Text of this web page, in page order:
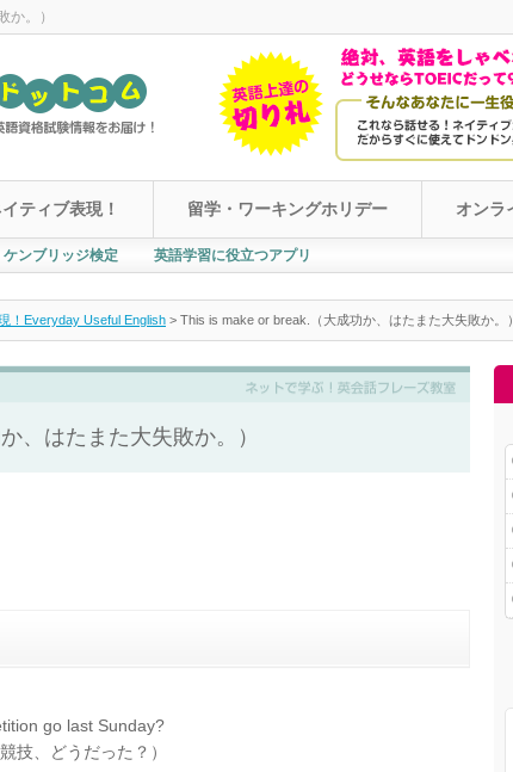
か。）
ティブ表現！ 留学・ワーキングホリデー オンラ
ケンブリッジ検定 英語学習に役立つアプリ
！Everyday Useful English > This is make or break.（大成功か、はたまた大失敗か。）
、はたまた大失敗か。）
go last Sunday?
技、どうだった？）